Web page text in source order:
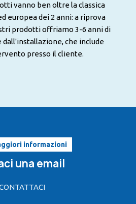
vanno ben oltre la classica
europea dei 2 anni: a riprova
prodotti offriamo 3-6 anni di
dall'installazione, che include
presso il cliente.
informazioni
una email